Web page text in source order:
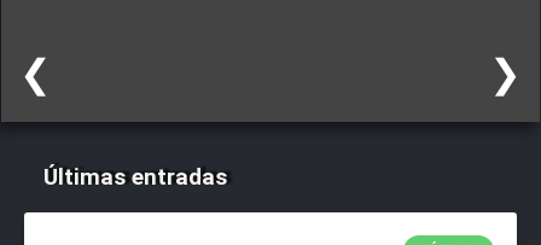
❮ ❯
Últimas entradas